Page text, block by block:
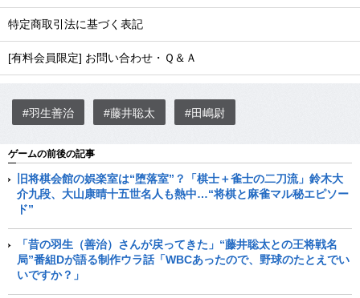
特定商取引法に基づく表記
[有料会員限定] お問い合わせ・Ｑ＆Ａ
#羽生善治 #藤井聡太 #田嶋尉
ゲームの前後の記事
旧将棋会館の娯楽室は“堕落室”？「棋士＋雀士の二刀流」鈴木大
介九段、大山康晴十五世名人も熱中…“将棋と麻雀マル秘エピソー
ド”
「昔の羽生（善治）さんが戻ってきた」“藤井聡太との王将戦名
局”番組Dが語る制作ウラ話「WBCあったので、野球のたとえでい
いですか？」